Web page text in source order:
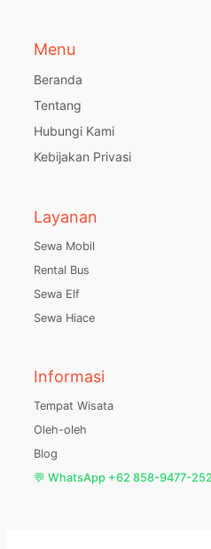
Menu
Beranda
Tentang
Hubungi Kami
Kebijakan Privasi
Layanan
Sewa Mobil
Rental Bus
Sewa Elf
Sewa Hiace
Informasi
Tempat Wisata
Oleh-oleh
Blog
💬 WhatsApp +62 858-9477-